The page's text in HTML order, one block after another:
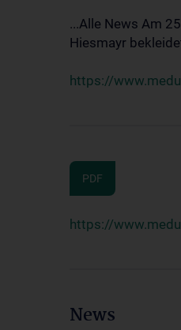
...Alle News Am
Hiesmayr
https://
PDF
https://
News